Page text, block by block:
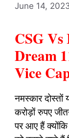
June 14,
CSG
Dream
Vice
नमस्कार
करोड़ों रुपए
पर आए हैं